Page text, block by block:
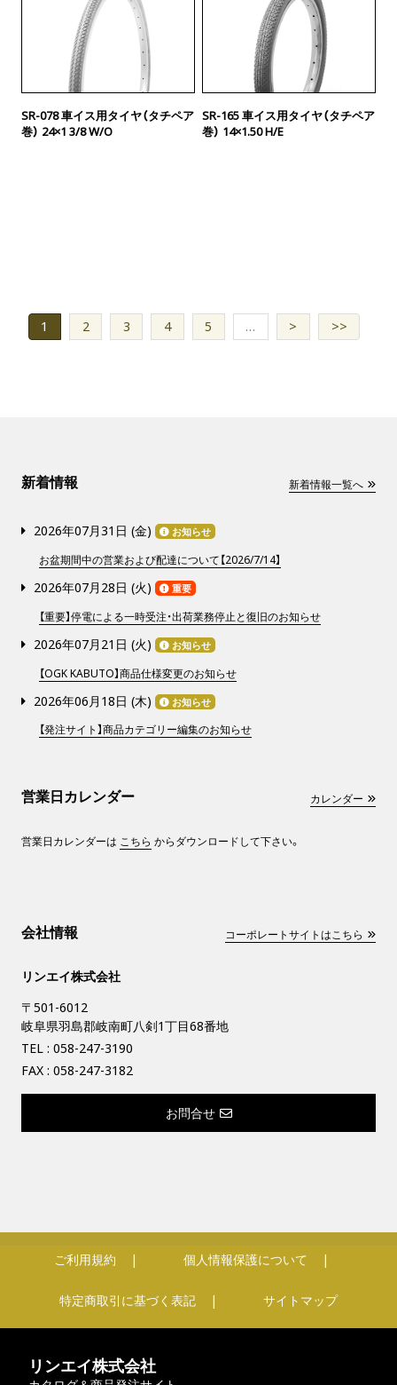
SR-078 車イス用タイヤ（タチペア
巻） 24×1 3/8 W/O
SR-165 車イス用タイヤ（タチペア
巻） 14×1.50 H/E
1 2 3 4 5 … > >>
新着情報 新着情報一覧へ
2026年07月31日 (金) お知らせ
お盆期間中の営業および配達について【2026/7/14】
2026年07月28日 (火) 重要
【重要】停電による一時受注・出荷業務停止と復旧のお知らせ
2026年07月21日 (火) お知らせ
【OGK KABUTO】商品仕様変更のお知らせ
2026年06月18日 (木) お知らせ
【発注サイト】商品カテゴリー編集のお知らせ
営業日カレンダー カレンダー
営業日カレンダーは こちら からダウンロードして下さい。
会社情報 コーポレートサイトはこちら
リンエイ株式会社
〒501-6012
岐阜県羽島郡岐南町八剣1丁目68番地
TEL : 058-247-3190
FAX : 058-247-3182
お問合せ
ご利用規約 個人情報保護について
特定商取引に基づく表記 サイトマップ
リンエイ株式会社